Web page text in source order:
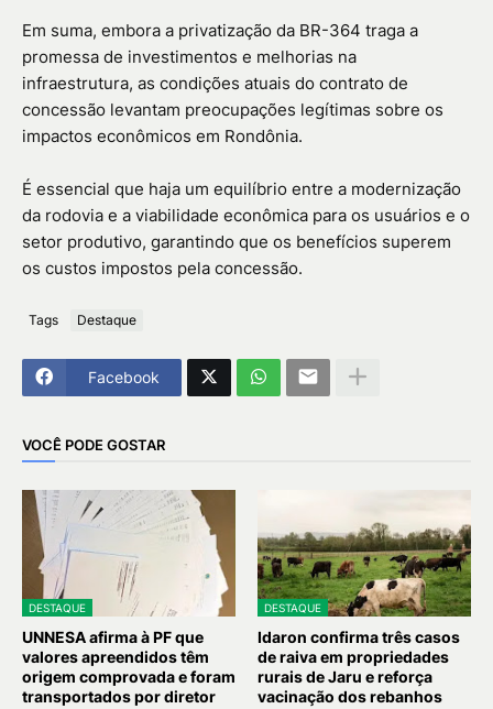
Em suma, embora a privatização da BR-364 traga a
promessa de investimentos e melhorias na
infraestrutura, as condições atuais do contrato de
concessão levantam preocupações legítimas sobre os
impactos econômicos em Rondônia.
É essencial que haja um equilíbrio entre a modernização
da rodovia e a viabilidade econômica para os usuários e o
setor produtivo, garantindo que os benefícios superem
os custos impostos pela concessão.
Tags Destaque
Facebook
VOCÊ PODE GOSTAR
DESTAQUE
UNNESA afirma à PF que
valores apreendidos têm
origem comprovada e foram
transportados por diretor
DESTAQUE
Idaron confirma três casos
de raiva em propriedades
rurais de Jaru e reforça
vacinação dos rebanhos